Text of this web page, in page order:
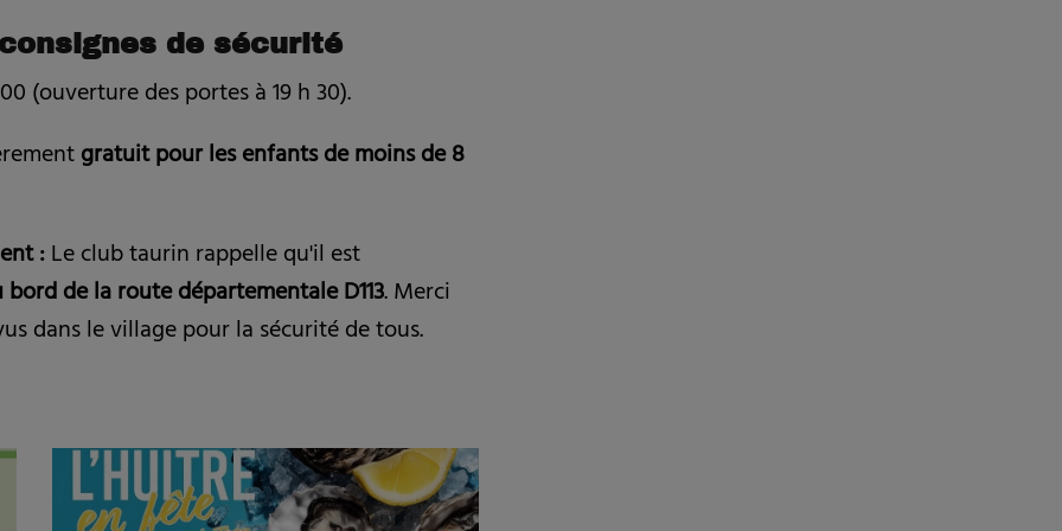
de sécurité
(ouverture des portes à 19 h 30).
gratuit pour les enfants de moins de 8
:Le club taurin rappelle qu'il est
de la route départementale D113. Merci
dans le village pour la sécurité de tous.